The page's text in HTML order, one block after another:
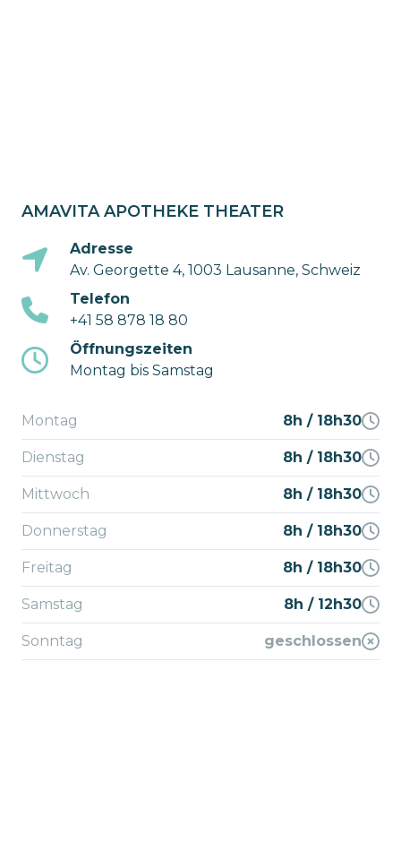
AMAVITA APOTHEKE THEATER
Adresse
Av. Georgette 4, 1003 Lausanne, Schweiz
Telefon
+41 58 878 18 80
Öffnungszeiten
Montag bis Samstag
Montag 8h / 18h30
Dienstag 8h / 18h30
Mittwoch 8h / 18h30
Donnerstag 8h / 18h30
Freitag 8h / 18h30
Samstag 8h / 12h30
Sonntag geschlossen